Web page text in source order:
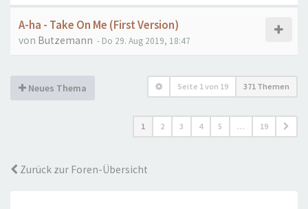
A-ha - Take On Me (First Version)
von Butzemann - Do 29. Aug 2019, 18:47
Neues Thema Seite 1von 19 371 Themen
1 2 3 4 5 … 19
Zurück zur Foren-Übersicht